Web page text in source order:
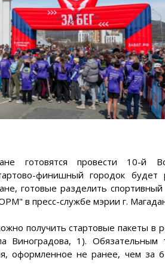
провести 10-й
финишный городок будет
готовые разделить
в пресс-службе мэрии г.
получить стартовые пакеты в
Виноградова, 1). Обязательным
оформленное не ранее, чем за